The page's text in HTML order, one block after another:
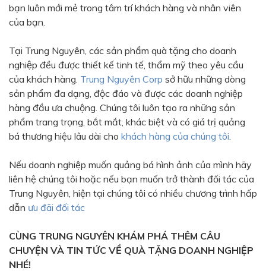
Bạc 2cm
Bạc mini 1cm
bạn luôn mới mẻ trong tâm trí khách hàng và nhân viên
của bạn.
Tại Trung Nguyên, các sản phẩm quà tặng cho doanh
nghiệp đều được thiết kế tinh tế, thẩm mỹ theo yêu cầu
của khách hàng. Trung Nguyên Corp sở hữu những dòng
sản phẩm đa dạng, độc đáo và được các doanh nghiệp
hàng đầu ưa chuộng. Chúng tôi luôn tạo ra những sản
phẩm trang trọng, bắt mắt, khác biệt và có giá trị quảng
bá thương hiệu lâu dài cho khách hàng của chúng tôi
Nếu doanh nghiệp muốn quảng bá hình ảnh của mình hãy
liên hệ chúng tôi hoặc nếu bạn muốn trở thành đối tác của
Trung Nguyên, hiện tại chúng tôi có nhiều chương trình hấp
dẫn ưu đãi đối tác
CÙNG TRUNG NGUYÊN KHÁM PHÁ THÊM CÂU
CHUYỆN VÀ TIN TỨC VỀ QUÀ TẶNG DOANH NGHIỆP
NHÉ!